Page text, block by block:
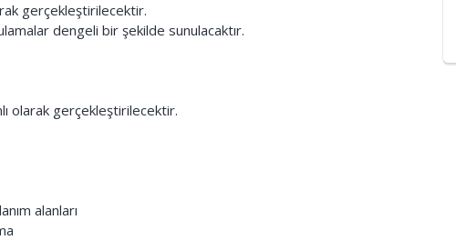
gerçekleştirilecektir.
dengeli bir şekilde sunulacaktır.
olarak gerçekleştirilecektir.
alanları